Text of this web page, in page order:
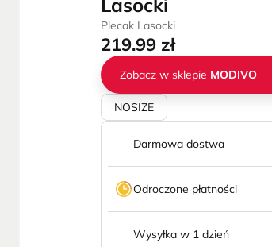
Lasocki
Plecak Lasocki
219.99 zł
Zobacz w sklepie MODIVO
NOSIZE
Darmowa dostwa
Odroczone płatności
Wysyłka w 1 dzień